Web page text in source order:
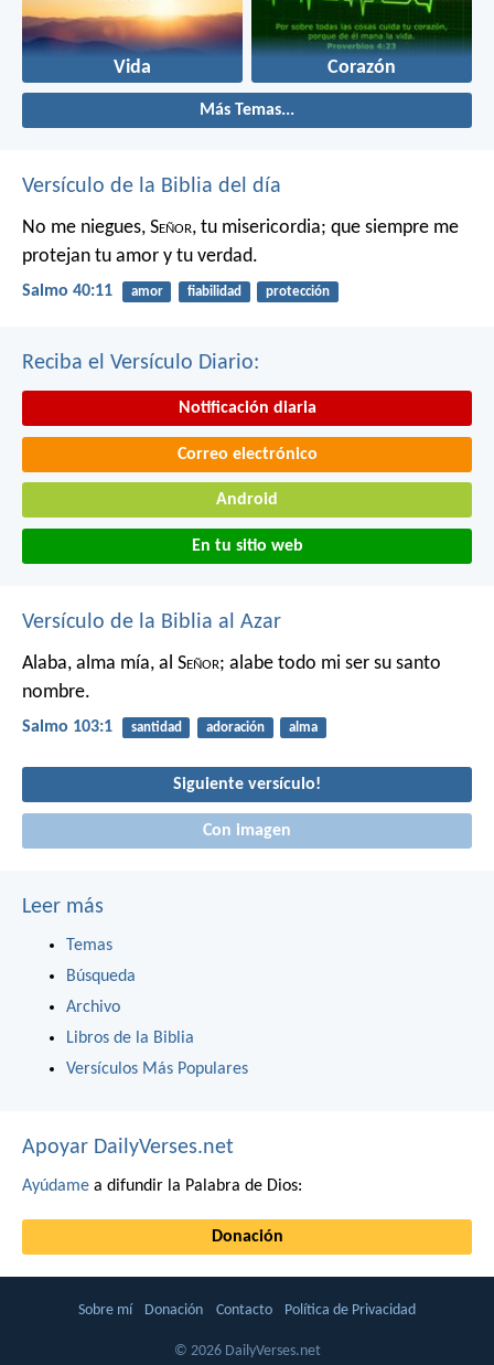
Vida Corazón
Más Temas...
Versículo de la Biblia del día
No me niegues, Señor, tu misericordia; que siempre me
protejan tu amor y tu verdad.
Salmo 40:11 amor fiabilidad protección
Reciba el Versículo Diario:
Notificación diaria
Correo electrónico
Android
En tu sitio web
Versículo de la Biblia al Azar
Alaba, alma mía, al Señor; alabe todo mi ser su santo
nombre.
Salmo 103:1 santidad adoración alma
Siguiente versículo!
Con imagen
Leer más
Temas
Búsqueda
Archivo
Libros de la Biblia
Versículos Más Populares
Apoyar DailyVerses.net
Ayúdame a difundir la Palabra de Dios:
Donación
Sobre mí Donación Contacto Política de Privacidad
© 2026 DailyVerses.net